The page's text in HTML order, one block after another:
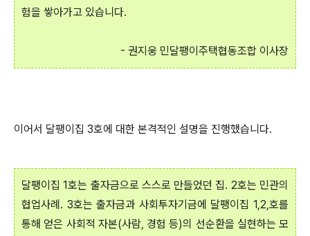
험을 쌓아가고 있습니다.
- 권지웅 민달팽이주택협동조합 이사장
이어서 달팽이집 3호에 대한 본격적인 설명을 진행했습니다.
달팽이집 1호는 출자금으로 스스로 만들었던 집. 2호는 민관의
협업사례. 3호는 출자금과 사회투자기금에 달팽이집 1,2,호를
통해 얻은 사회적 자본(사람, 경험 등)의 선순환을 실현하는 모